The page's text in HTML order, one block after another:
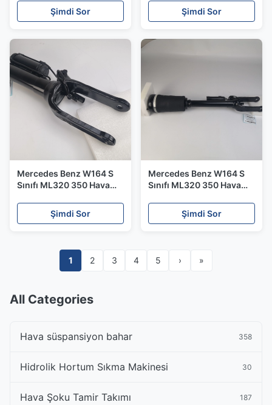
Hava Süspansiyon Yay
Amortisör
Şimdi Sor
320 13 13 Hava Dikmesi
Şimdi Sor
Mercedes Benz W164 S
Sınıfı ML320 350 Hava
1643200125
Şimdi Sor
Mercedes Benz W164 S
Sınıfı ML320 350 Hava
1643200125
Şimdi Sor
1 2 3 4 5 › »
All Categories
Hava süspansiyon bahar 358
Hidrolik Hortum Sıkma Makinesi 30
Hava Şoku Tamir Takımı 187